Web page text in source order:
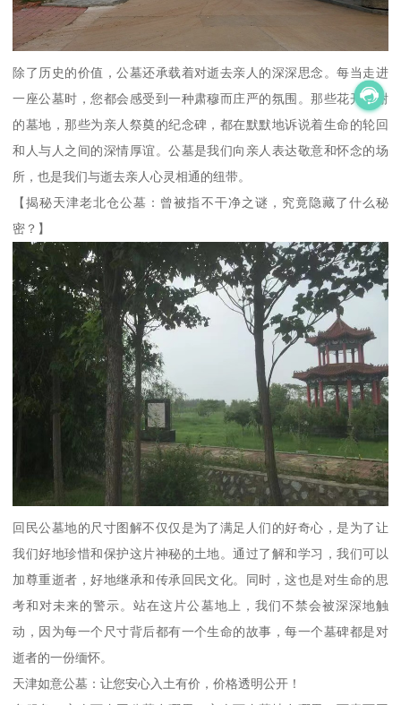
除了历史的价值，公墓还承载着对逝去亲人的深深思念。每当走进
一座公墓时，您都会感受到一种肃穆而庄严的氛围。那些花开花谢
的墓地，那些为亲人祭奠的纪念碑，都在默默地诉说着生命的轮回
和人与人之间的深情厚谊。公墓是我们向亲人表达敬意和怀念的场
所，也是我们与逝去亲人心灵相通的纽带。
【揭秘天津老北仓公墓：曾被指不干净之谜，究竟隐藏了什么秘
密？】
回民公墓地的尺寸图解不仅仅是为了满足人们的好奇心，是为了让
我们好地珍惜和保护这片神秘的土地。通过了解和学习，我们可以
加尊重逝者，好地继承和传承回民文化。同时，这也是对生命的思
考和对未来的警示。站在这片公墓地上，我们不禁会被深深地触
动，因为每一个尺寸背后都有一个生命的故事，每一个墓碑都是对
逝者的一份缅怀。
天津如意公墓：让您安心入土有价，价格透明公开！